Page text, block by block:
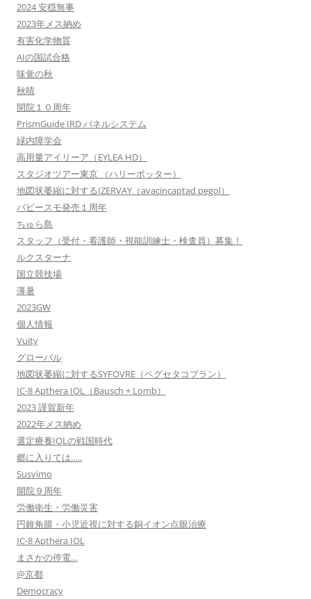
2024 安穏無事
2023年メス納め
有害化学物質
AIの国試合格
味覚の秋
秋晴
開院１０周年
PrismGuide IRD パネルシステム
緑内障学会
高用量アイリーア（EYLEA HD）
スタジオツアー東京 （ハリーポッター）
地図状萎縮に対するIZERVAY（avacincaptad pegol）
バビースモ発売１周年
ちゅら島
スタッフ（受付・看護師・視能訓練士・検査員）募集！
ルクスターナ
国立競技場
薄暑
2023GW
個人情報
Vuity
グローバル
地図状萎縮に対するSYFOVRE（ペグセタコプラン）
IC-8 Apthera IOL（Bausch + Lomb）
2023 謹賀新年
2022年メス納め
選定療養IOLの戦国時代
郷に入りては…..
Susvimo
開院９周年
労働衛生・労働災害
円錐角膜・小児近視に対する銅イオン点眼治療
IC-8 Apthera IOL
まさかの停電…
@京都
Democracy